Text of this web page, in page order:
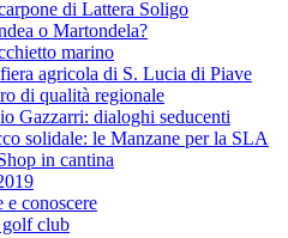
di Lattera Soligo
o Martondela?
marino
fiera agricola di S. Lucia di Piave
di qualità regionale
Gazzarri: dialoghi seducenti
solidale: le Manzane per la SLA
in cantina
e conoscere
club